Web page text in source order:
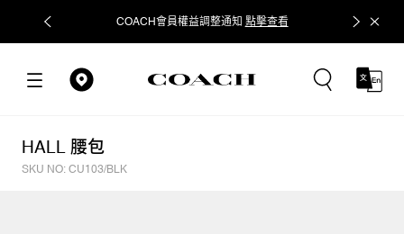
COACH會員權益調整通知 點擊查看 立即追蹤
HALL 腰包
SKU NO: CU103/BLK